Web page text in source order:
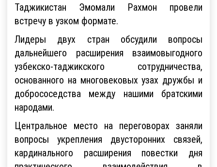
Таджикистан Эмомали Рахмон провели
встречу в узком формате.
Лидеры двух стран обсудили вопросы
дальнейшего расширения взаимовыгодного
узбекско-таджикского сотрудничества,
основанного на многовековых узах дружбы и
добрососедства между нашими братскими
народами.
Центральное место на переговорах заняли
вопросы укрепления двусторонних связей,
кардинального расширения повестки дня